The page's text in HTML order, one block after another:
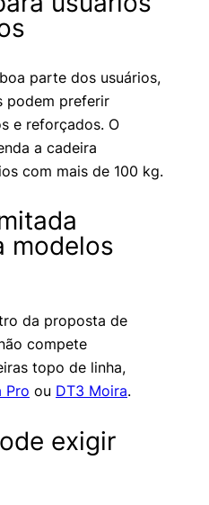
parte dos usuários,
podem preferir
e reforçados. O
a cadeira
com mais de 100 kg.
modelos
da proposta de
compete
topo de linha,
Pro ou DT3 Moira.
exigir